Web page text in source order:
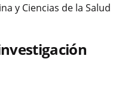
y Ciencias de la Salud